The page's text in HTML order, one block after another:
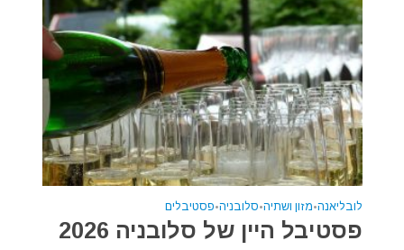
לובליאנה•מזון ושתיה•סלובניה•פסטיבלים
פסטיבל היין של סלובניה 2026